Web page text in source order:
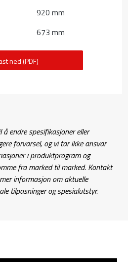
920 mm
673 mm
ned (PDF)
endre spesifikasjoner eller
forvarsel, og vi tar ikke ansvar
i produktprogram og
fra marked til marked. Kontakt
informasjon om aktuelle
tilpasninger og spesialutstyr.